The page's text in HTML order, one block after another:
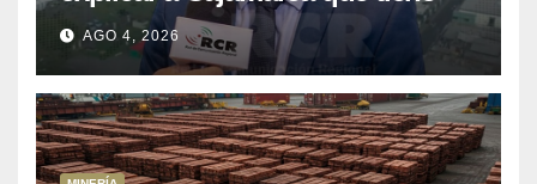
US$ 16 mil millones en proyectos
mineros para salir de la pobreza
AGO 4, 2026